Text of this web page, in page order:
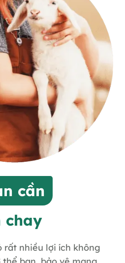
cần
chay
rất nhiều lợi ích không